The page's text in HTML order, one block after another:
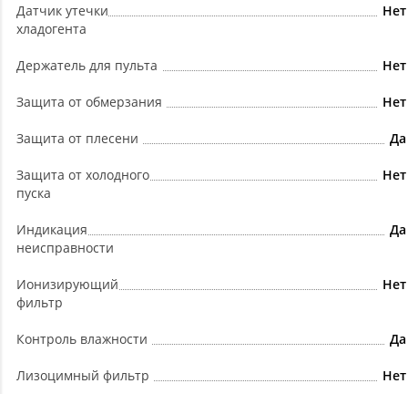
Датчик утечки
хладогента
Нет
Держатель для пульта Нет
Защита от обмерзания Нет
Защита от плесени Да
Защита от холодного
пуска
Нет
Индикация
неисправности
Да
Ионизирующий
фильтр
Нет
Контроль влажности Да
Лизоцимный фильтр Нет